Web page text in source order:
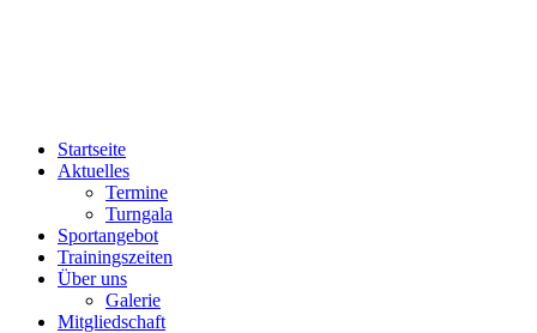
Startseite
Aktuelles
Termine
Turngala
Sportangebot
Trainingszeiten
Über uns
Galerie
Mitgliedschaft